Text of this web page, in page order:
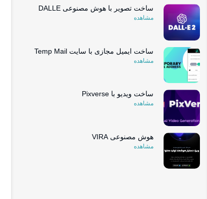
ساخت تصویر با هوش مصنوعی DALLE
مشاهده
ساخت ایمیل مجازی با سایت Temp Mail
مشاهده
ساخت ویدیو با Pixverse
مشاهده
هوش مصنوعی VIRA
مشاهده